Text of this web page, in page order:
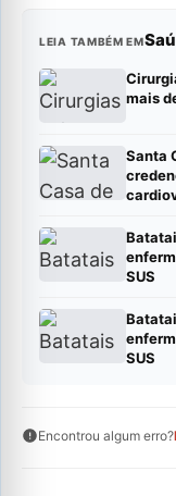
LEIA TAMBÉM EM
mais
Santa
SUS
SUS
Encontrou algum erro?